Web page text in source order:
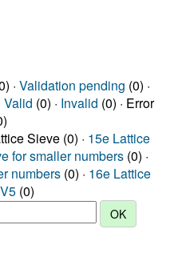
· Validation pending (0) ·
Valid (0) · Invalid (0) · Error
Sieve (0) · 15e Lattice
for smaller numbers (0) ·
numbers (0) · 16e Lattice
(0)